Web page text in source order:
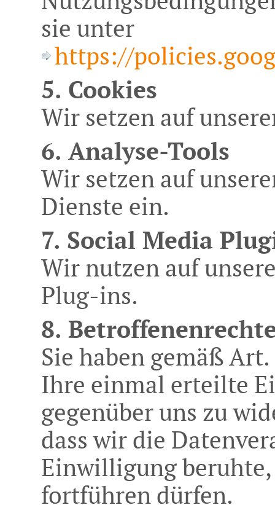
sie unter
https://
5. Cookies
Wir setzen auf
6. Analyse-Tools
Wir setzen auf
Dienste ein.
7. Social Media
Wir nutzen auf
Plug-ins.
8.
Sie haben gemäß Art.
Ihre einmal erteilte
gegenüber uns zu
dass wir die
Einwilligung
fortführen dürfen.